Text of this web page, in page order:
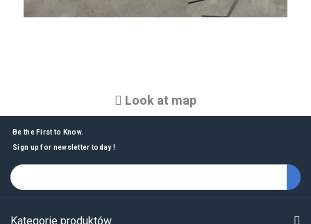
Look at map
Be the First to Know.
Sign up for newsletter today !
Kategorie produktów